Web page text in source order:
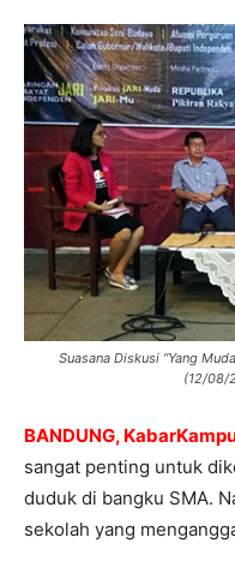
Suasana Diskusi “Yang
(12/08/
BANDUNG,
sangat penting untuk
duduk di bangku SMA.
sekolah yang